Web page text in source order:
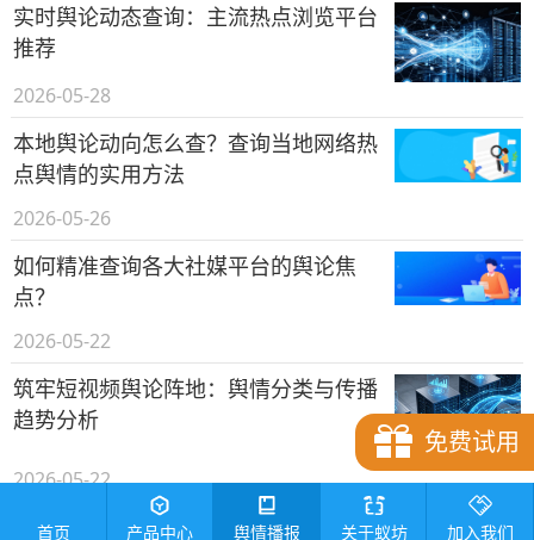
实时舆论动态查询：主流热点浏览平台
推荐
2026-05-28
本地舆论动向怎么查？查询当地网络热
点舆情的实用方法
2026-05-26
如何精准查询各大社媒平台的舆论焦
点？
2026-05-22
筑牢短视频舆论阵地：舆情分类与传播
趋势分析
2026-05-22
如何科学查询舆论热度？全网舆情热度
免费试用
首页 产品中心 舆情播报 关于蚁坊 加入我们